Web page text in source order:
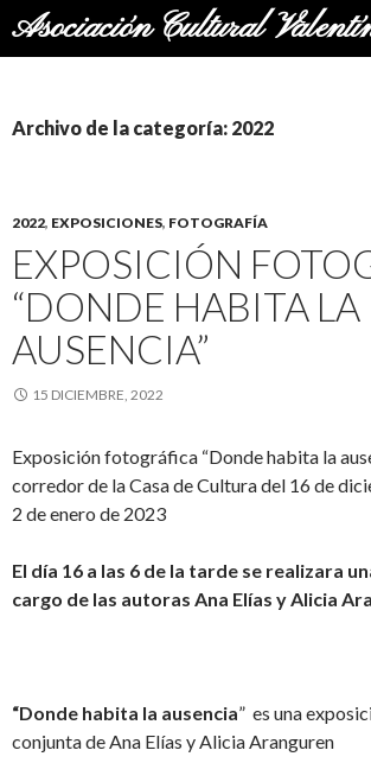
Buscar
Archivo de la categoría: 2022
2022, EXPOSICIONES, FOTOGRAFÍA
EXPOSICIÓN
“DONDE HABITA LA
AUSENCIA”
15 DICIEMBRE, 2022
Exposición fotográfica “Donde habita la
corredor de la Casa de Cultura del 16 de
2 de enero de 2023
El día 16 a las 6 de la tarde se realizara
cargo de las autoras Ana Elías y Alicia
“Donde habita la ausencia” es una
conjunta de Ana Elías y Alicia Aranguren